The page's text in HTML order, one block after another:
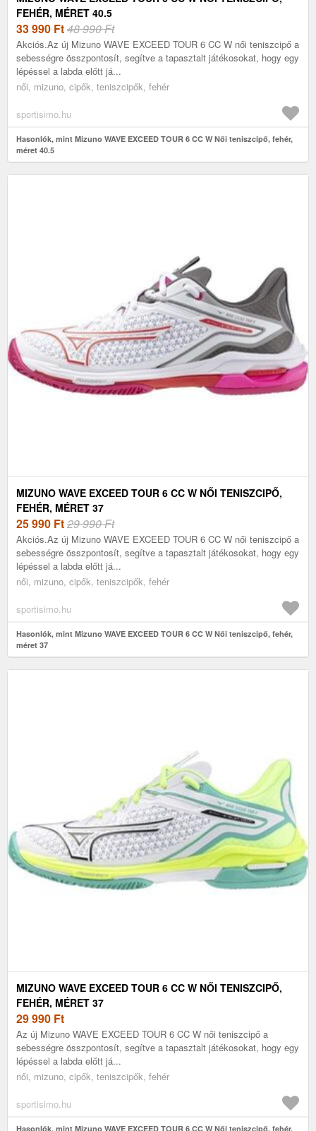
FEHÉR, MÉRET 40.5
33 990 Ft48 990 Ft
Akciós.Az új Mizuno WAVE EXCEED TOUR 6 CC W női teniszcipő a
sebességre összpontosít, segítve a tapasztalt játékosokat, hogy egy
lépéssel a labda előtt já...
női, mizuno, cipők, teniszcipők, fehér
sportisimo.hu
Hasonlók, mint Mizuno WAVE EXCEED TOUR 6 CC W Női teniszcipő, fehér,
méret 40.5
MIZUNO WAVE EXCEED TOUR 6 CC W NŐI TENISZCIPŐ,
FEHÉR, MÉRET 37
25 990 Ft29 990 Ft
Akciós.Az új Mizuno WAVE EXCEED TOUR 6 CC W női teniszcipő a
sebességre összpontosít, segítve a tapasztalt játékosokat, hogy egy
lépéssel a labda előtt já...
női, mizuno, cipők, teniszcipők, fehér
sportisimo.hu
Hasonlók, mint Mizuno WAVE EXCEED TOUR 6 CC W Női teniszcipő, fehér,
méret 37
MIZUNO WAVE EXCEED TOUR 6 CC W NŐI TENISZCIPŐ,
FEHÉR, MÉRET 37
29 990 Ft
Az új Mizuno WAVE EXCEED TOUR 6 CC W női teniszcipő a
sebességre összpontosít, segítve a tapasztalt játékosokat, hogy egy
lépéssel a labda előtt já...
női, mizuno, cipők, teniszcipők, fehér
sportisimo.hu
Hasonlók, mint Mizuno WAVE EXCEED TOUR 6 CC W Női teniszcipő, fehér,